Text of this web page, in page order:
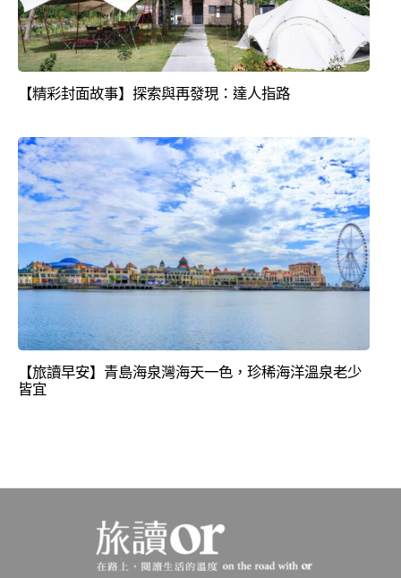
【精彩封面故事】探索與再發現：達人指路
【旅讀早安】青島海泉灣海天一色，珍稀海洋溫泉老少
皆宜